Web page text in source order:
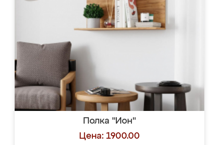
Полка "Ион"
Цена: 1900.00